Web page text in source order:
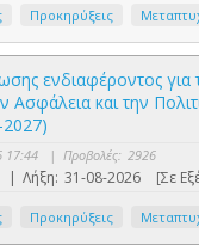
Προκηρύξεις
ενδιαφέροντος
και την
17:44 | Προβολές: 2926
| Λήξη: 31-08-2026 [Σε
Προκηρύξεις